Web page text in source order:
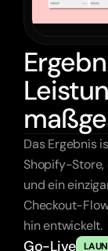
Das Ergebnis
Shopify-
und ein
Checkout-
hin entwickelt.
Go-Live